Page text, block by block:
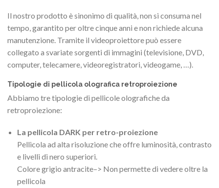
Il nostro prodotto è sinonimo di qualità, non si consuma nel
tempo, garantito per oltre cinque anni e non richiede alcuna
manutenzione. Tramite il videoproiettore può essere
collegato a svariate sorgenti di immagini (televisione, DVD,
computer, telecamere, videoregistratori, videogame, …).
Tipologie di pellicola olografica retroproiezione
Abbiamo tre tipologie di pellicole olografiche da
retroproiezione:
La pellicola DARK per retro-proiezione
Pellicola ad alta risoluzione che offre luminosità, contrasto
e livelli di nero superiori.
Colore grigio antracite–> Non permette di vedere oltre la
pellicola